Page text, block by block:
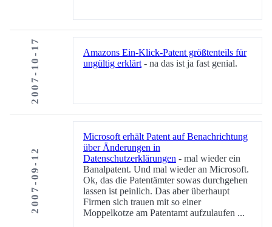
2007-10-17
Amazons Ein-Klick-Patent größtenteils für
ungültig erklärt - na das ist ja fast genial.
2007-09-12
Microsoft erhält Patent auf Benachrichtung
über Änderungen in
Datenschutzerklärungen - mal wieder ein
Banalpatent. Und mal wieder an Microsoft.
Ok, das die Patentämter sowas durchgehen
lassen ist peinlich. Das aber überhaupt
Firmen sich trauen mit so einer
Moppelkotze am Patentamt aufzulaufen ...